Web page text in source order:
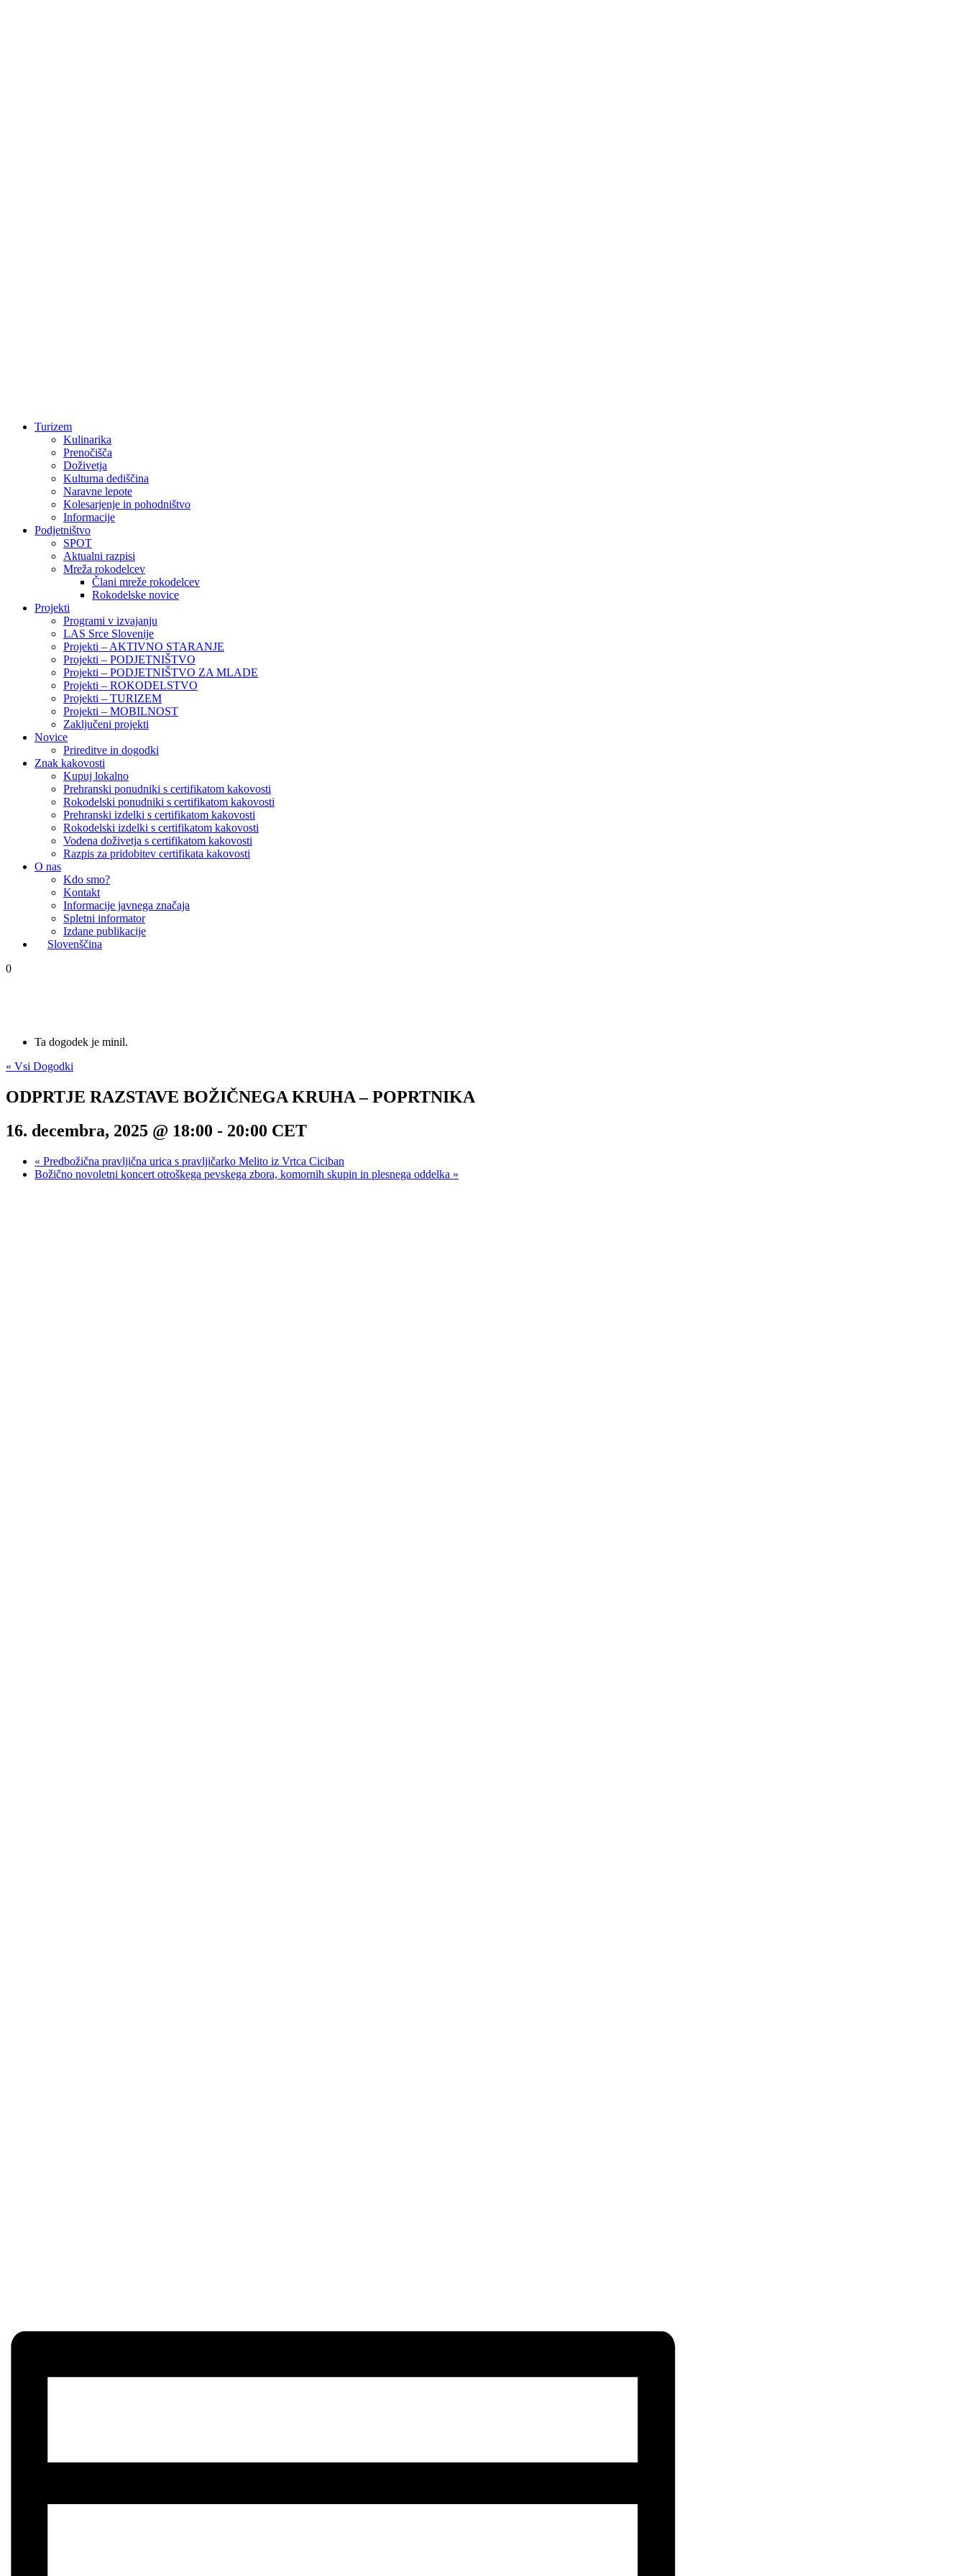
Turizem
Kulinarika
Prenočišča
Doživetja
Kulturna dediščina
Naravne lepote
Kolesarjenje in pohodništvo
Informacije
Podjetništvo
SPOT
Aktualni razpisi
Mreža rokodelcev
Člani mreže rokodelcev
Rokodelske novice
Projekti
Programi v izvajanju
LAS Srce Slovenije
Projekti – AKTIVNO STARANJE
Projekti – PODJETNIŠTVO
Projekti – PODJETNIŠTVO ZA MLADE
Projekti – ROKODELSTVO
Projekti – TURIZEM
Projekti – MOBILNOST
Zaključeni projekti
Novice
Prireditve in dogodki
Znak kakovosti
Kupuj lokalno
Prehranski ponudniki s certifikatom kakovosti
Rokodelski ponudniki s certifikatom kakovosti
Prehranski izdelki s certifikatom kakovosti
Rokodelski izdelki s certifikatom kakovosti
Vodena doživetja s certifikatom kakovosti
Razpis za pridobitev certifikata kakovosti
O nas
Kdo smo?
Kontakt
Informacije javnega značaja
Spletni informator
Izdane publikacije
Slovenščina
0
Ta dogodek je minil.
« Vsi Dogodki
ODPRTJE RAZSTAVE BOŽIČNEGA KRUHA – POPRTNIKA
16. decembra, 2025 @ 18:00 - 20:00 CET
« Predbožična pravljična urica s pravljičarko Melito iz Vrtca Ciciban
Božično novoletni koncert otroškega pevskega zbora, komornih skupin in plesnega oddelka »